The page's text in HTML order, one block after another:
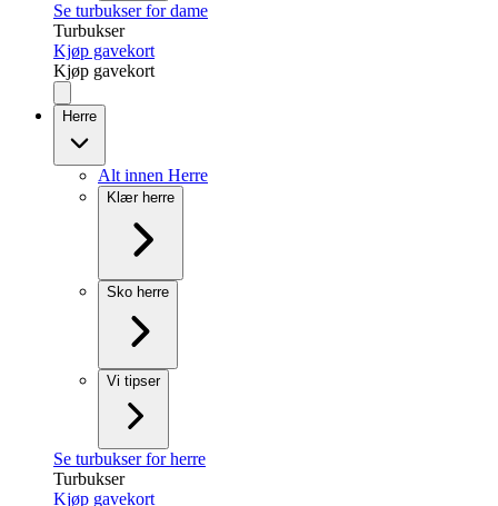
Se turbukser for dame
Turbukser
Kjøp gavekort
Kjøp gavekort
Herre
Alt innen Herre
Klær herre
Sko herre
Vi tipser
Se turbukser for herre
Turbukser
Kjøp gavekort